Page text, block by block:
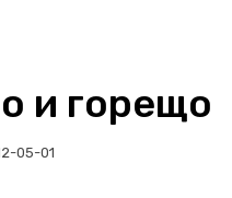
и горещо
05-01